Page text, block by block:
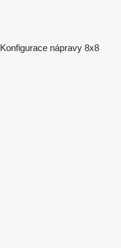
Konfigurace nápravy 8x8